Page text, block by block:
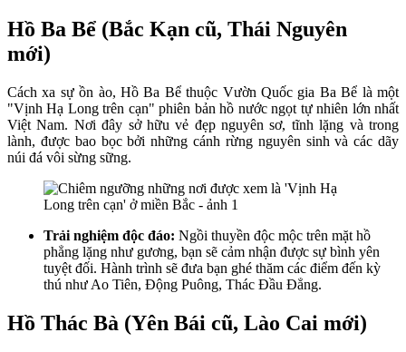
Hồ Ba Bể (Bắc Kạn cũ, Thái Nguyên
mới)
Cách xa sự ồn ào, Hồ Ba Bể thuộc Vườn Quốc gia Ba Bể là một
"Vịnh Hạ Long trên cạn" phiên bản hồ nước ngọt tự nhiên lớn nhất
Việt Nam. Nơi đây sở hữu vẻ đẹp nguyên sơ, tĩnh lặng và trong
lành, được bao bọc bởi những cánh rừng nguyên sinh và các dãy
núi đá vôi sừng sững.
Trải nghiệm độc đáo: Ngồi thuyền độc mộc trên mặt hồ
phẳng lặng như gương, bạn sẽ cảm nhận được sự bình yên
tuyệt đối. Hành trình sẽ đưa bạn ghé thăm các điểm đến kỳ
thú như Ao Tiên, Động Puông, Thác Đầu Đẳng.
Hồ Thác Bà (Yên Bái cũ, Lào Cai mới)